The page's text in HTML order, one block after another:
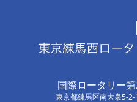
国際ロータリー
東京都練馬区南大泉5-